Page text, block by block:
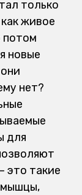
только
живое
потом
новые
нет?
для
это такие
мышцы,